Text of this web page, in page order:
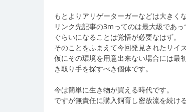
もとよりアリゲーターガーなどは大きく
リンク先記事の3mってのは最大級であ
ぐらいになることは覚悟が必要なはず。
そのことをふまえて今回発見されたサイ
仮にその環境を用意出来ない場合には最
き取り手を探すべき個体です。
今は簡単に生き物が買える時代です。
ですが無責任に購入飼育し密放流を続け